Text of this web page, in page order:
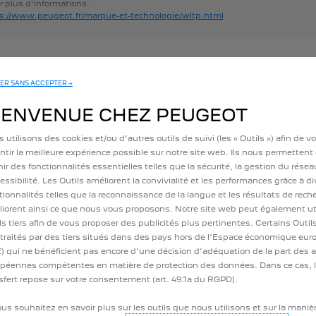
plus d'informations.
www.peugeot.fr/marque-et-technologie/wltp.html
PEUGEOT E-208
? Personnalisez-le grâce au configurateur Peugeot : choisissez la
: Live, Active, Style, Allure, Active Auto Ecole, Allure Auto
avec les Peugeot 208 Active Business et Peugeot 208 Allure
votre Peugeot 208 5 portes:
y compris dans les zones à circulation restreinte.
efficientes essence ou diesel.
SANS ACCEPTER →
CHEZ PEUGEOT
utilisons des cookies et/ou d’autres outils de suivi (les « Outils ») afin de
la meilleure expérience possible sur notre site web. Ils nous permettent
des fonctionnalités essentielles telles que la sécurité, la gestion du
Les Outils améliorent la convivialité et les performances grâce à
telles que la reconnaissance de la langue et les résultats de
ainsi ce que nous vous proposons. Notre site web peut également
tiers afin de vous proposer des publicités plus pertinentes. Certains
par des tiers situés dans des pays hors de l'Espace économique
qui ne bénéficient pas encore d'une décision d'adéquation de la part des
compétentes en matière de protection des données. Dans ce cas,
repose sur votre consentement (art. 49.1a du RGPD).
souhaitez en savoir plus sur les outils que nous utilisons et sur la